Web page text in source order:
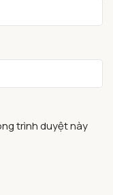
trình duyệt này